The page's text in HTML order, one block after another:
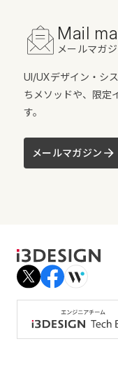
Mail
メールマガ
UI/UXデザイン・シ
ちメソッドや、限定
す。
メールマガジン